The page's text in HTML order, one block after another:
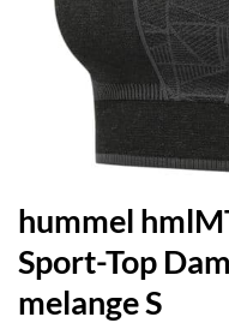
hummel
Sport-Top
melange S